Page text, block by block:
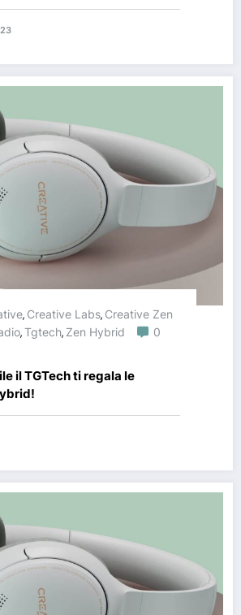
, Creative Labs, Creative Zen
,Tgtech, Zen Hybrid
0
il TGTech ti regala le